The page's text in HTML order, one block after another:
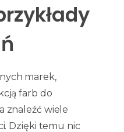
marek,
farb do
znaleźć wiele
Dzięki temu nic